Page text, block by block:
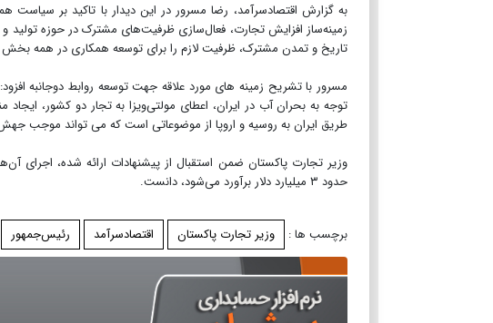
به گزارش اقتصادسرآمد، رضا مسرور در این دیدار با تاکید بر
زمینه‌ساز افزایش تجارت، فعال‌سازی ظرفیت‌های مشترک در حوزه تولید و
تاریخ و تمدن مشترک، ظرفیت لازم را برای توسعه همکاری در همه بخش
مسرور با تشریح زمینه های مورد علاقه جهت توسعه روابط دوجانبه
طریق ایران به روسیه و اروپا از موضوعاتی است که می تواند موجب
وزیر تجارت پاکستان ضمن استقبال از پیشنهادات ارائه شده، اجرای
حدود ۳ میلیارد دلار برآورد می‌شود، دانست.
برچسب ها : وزیر تجارت پاکستان اقتصادسرآمد رئیس‌جمهور